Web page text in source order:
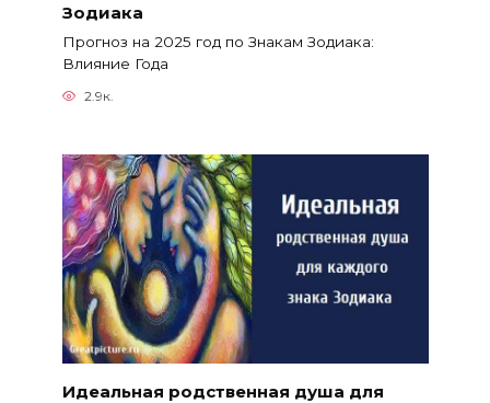
Зодиака
Прогноз на 2025 год по Знакам Зодиака:
Влияние Года
2.9к.
Идеальная родственная душа для